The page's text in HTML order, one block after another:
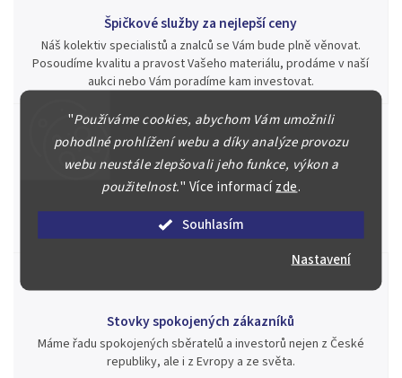
"Používáme cookies, abychom Vám umožnili
pohodlné prohlížení webu a díky analýze provozu
webu neustále zlepšovali jeho funkce, výkon a
použitelnost." Více informacízde.
Souhlasím
Nastavení
Špičkové služby za nejlepší ceny
Náš kolektiv specialistů a znalců se Vám bude plně věnovat.
Posoudíme kvalitu a pravost Vašeho materiálu, prodáme v naší
aukci nebo Vám poradíme kam investovat.
Jsme zde pro Vás nepřetržitě již od roku 2000
Během té doby jsme v našich aukcích prodali významné sbírky i
jednotlivé kusy unikátních mincí, bankovek, řádů a vyznamenání
za rekordní ceny.
Stovky spokojených zákazníků
Máme řadu spokojených sběratelů a investorů nejen z České
republiky, ale i z Evropy a ze světa.